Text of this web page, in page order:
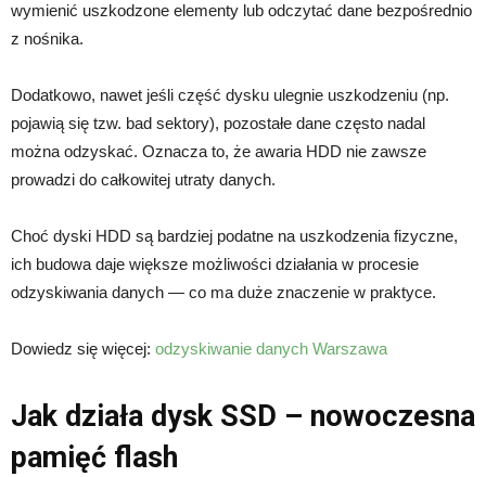
wymienić uszkodzone elementy lub odczytać dane bezpośrednio
z nośnika.
Dodatkowo, nawet jeśli część dysku ulegnie uszkodzeniu (np.
pojawią się tzw. bad sektory), pozostałe dane często nadal
można odzyskać. Oznacza to, że awaria HDD nie zawsze
prowadzi do całkowitej utraty danych.
Choć dyski HDD są bardziej podatne na uszkodzenia fizyczne,
ich budowa daje większe możliwości działania w procesie
odzyskiwania danych — co ma duże znaczenie w praktyce.
Dowiedz się więcej: odzyskiwanie danych Warszawa
Jak działa dysk SSD – nowoczesna
pamięć flash